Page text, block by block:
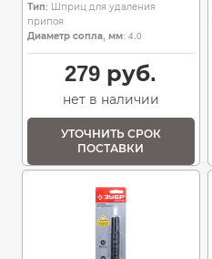
Тип: Шприц для удаления
припоя
Диаметр сопла, мм: 4.0
279 руб.
нет в наличии
УТОЧНИТЬ СРОК
ПОСТАВКИ